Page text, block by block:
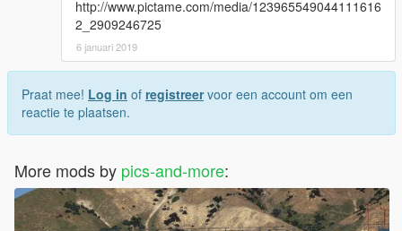
http://www.pictame.com/media/123965549044111616
2_2909246725
6 januari 2019
Praat mee! Log in of registreervoor een account om een
reactie te plaatsen.
More mods by pics-and-more: